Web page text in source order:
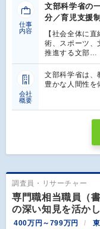
仕事
内容
文部科学省の
分／育児支援
【社会全体に
術、スポーツ、
推進する文部…
会社
概要
文部科学省は、
豊かな人間性を
調査員・リサーチャー
専門職相当職員（
の深い知見を活か
400万円～799万円